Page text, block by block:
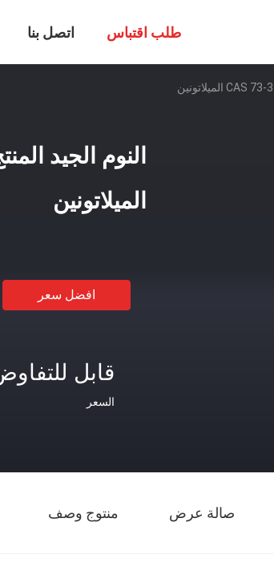
اتصل بنا طلب اقتباس
الميلاتونين
افضل سعر
قابل
السعر
صالة عرض منتوج وصف